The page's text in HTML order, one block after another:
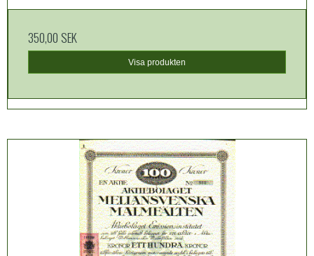
350,00 SEK
Visa produkten